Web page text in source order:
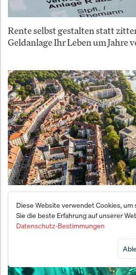
Rente selbst gestalten statt
Geldanlage Ihr Leben um Jahre
Bauknappheit – wie lange hält
Diese Website verwendet Cookies,
Sie die beste Erfahrung auf unserer
Datenschutz-Bestimmungen